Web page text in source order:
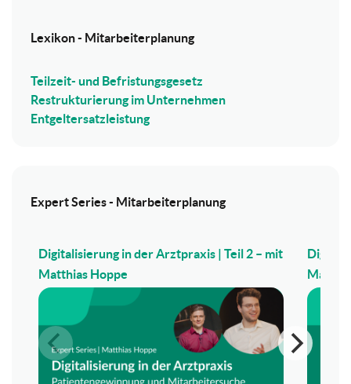
Lexikon - Mitarbeiterplanung
Teilzeit- und Befristungsgesetz
Restrukturierung im Unternehmen
Entgeltersatzleistung
Expert Series - Mitarbeiterplanung
Digitalisierung in der Arztpraxis | Teil 2 – mit
Matthias Hoppe